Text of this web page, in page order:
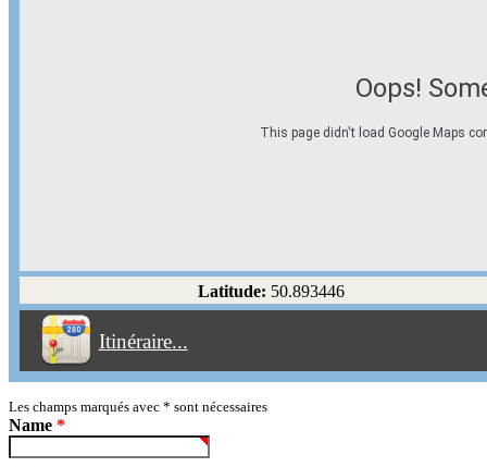
Oops!
This page didn't load Google Maps
Latitude: 50.893446
Itinéraire...
Éviter les autoroutes
Éviter les péages
Partir! Reset
Les champs marqués avec * sont nécessaires
Name *